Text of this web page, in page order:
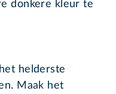
donkere kleur te
helderste
Maak het